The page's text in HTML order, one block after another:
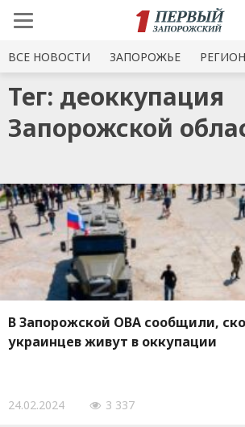
ВСЕ НОВОСТИ ЗАПОРОЖЬЕ РЕГИОН
Тег: деоккупация
Запорожской
В Запорожской ОВА сообщили,
украинцев живут в оккупации
24.02.2024 3 337